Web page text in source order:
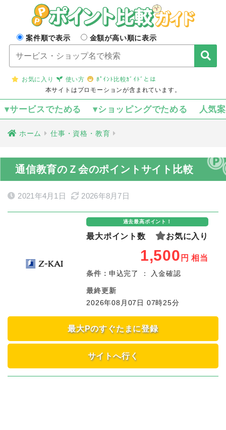
案件順で表示 金額が高い順に表示
お気に入り 使い方
ﾎﾟｲﾝﾄ比較ｶﾞｲﾄﾞとは
本サイトはプロモーションが含まれています。
▾サービスでためる ▾ショッピングでためる 人気
ホーム 仕事・資格・教育
通信教育のＺ会のポイントサイト比較
2021年4月1日 2026年8月7日
過去最高ポイント！
最大ポイント数 お気に入り
1,500 円 相当
条件： 申込完了 ： 入金確認
最終更新
2026年08月07日 07時25分
最大Pのすぐたまに登録
サイトへ行く